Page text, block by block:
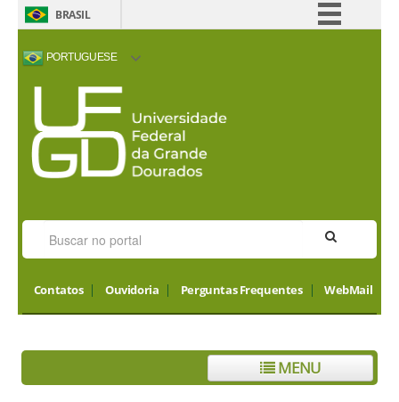
BRASIL
PORTUGUESE
ACESSIBILIDADE ALTO CONTRASTE
VISITORS
Contatos Ouvidoria Perguntas Frequentes WebMail
MENU